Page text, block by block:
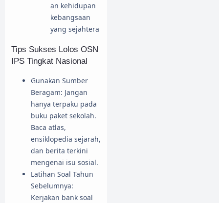
an kehidupan
kebangsaan
yang sejahtera
Tips Sukses Lolos OSN
IPS Tingkat Nasional
Gunakan Sumber
Beragam: Jangan
hanya terpaku pada
buku paket sekolah.
Baca atlas,
ensiklopedia sejarah,
dan berita terkini
mengenai isu sosial.
Latihan Soal Tahun
Sebelumnya:
Kerjakan bank soal